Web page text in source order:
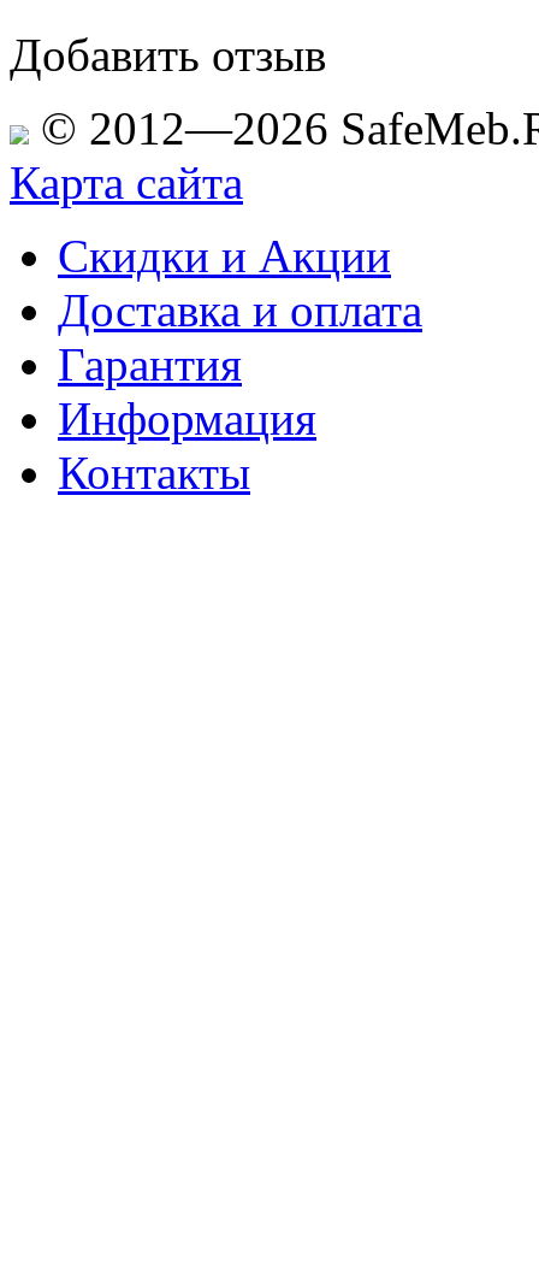
Добавить отзыв
© 2012—2026
Карта сайта
Скидки и Акции
Доставка и оплата
Гарантия
Информация
Контакты